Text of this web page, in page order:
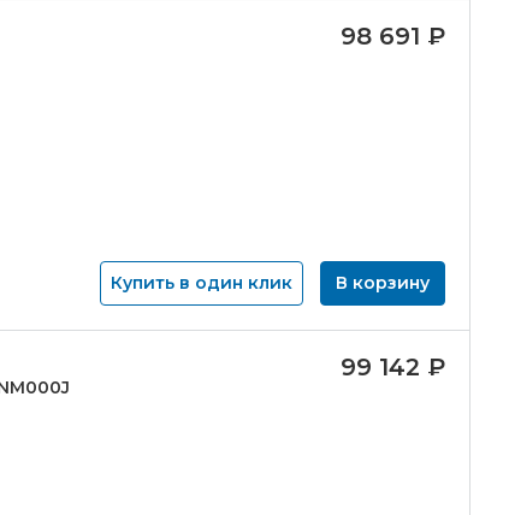
98 691 ₽
Купить в один клик В корзину
99 142 ₽